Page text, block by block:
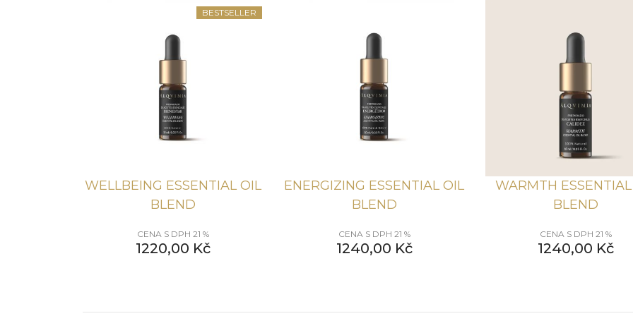
BESTSELLER
WELLBEING ESSENTIAL OIL
BLEND
CENA S DPH 21 %
1220,00 Kč
ENERGIZING ESSENTIAL OIL
BLEND
CENA S DPH 21 %
1240,00 Kč
WARMTH
BLEND
CENA S DPH 21 %
1240,00 Kč